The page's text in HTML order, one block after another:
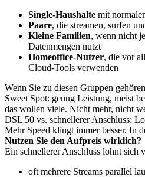
Single-Haushalte mit
Paare, die streamen, surfen
Kleine Familien, wenn nicht
Datenmengen nutzt
Homeoffice-Nutzer, die vor
Cloud-Tools verwenden
Wenn Sie zu diesen Gruppen
Sweet Spot: genug Leistung, meist
das wollen viele. Nicht mehr, nicht
DSL 50 vs. schnellerer Anschluss:
Mehr Speed klingt immer besser. In
Nutzen Sie den Aufpreis wirklich?
Ein schnellerer Anschluss lohnt sich
oft mehrere Streams parallel